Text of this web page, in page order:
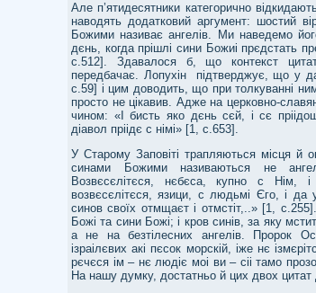
Але п’ятидесятники категорично
наводять додатковий аргумент: шостий
Божими називає ангелів. Ми наведемо
дєнь, когда прішлі сини Божиі прєдстать
с.512]. Здавалося б, що контекст
передбачає. Лопухін підтверджує, що у
с.59] і цим доводить, що при толкуванні
просто не цікавив. Адже на церковно-
чином: «І бисть яко дєнь сєй, і сє
діавол пріідє с німі» [1, с.653].
У Старому Заповіті трапляються місця й
синами Божими називаються не
Возвєсєлітєся, нєбєса, купно с Нім,
возвєсєлітєся, язици, с людьмі Єго, і да
синов своїх отмщаєт і отмстіт,..» [1,
Божі та сини Божі; і кров синів, за яку
а не на безтілесних ангелів. Пророк
ізраілєвих акі пєсок морскій, іже нє
рєчєся ім – нє людіє моі ви – сіі тамо
На нашу думку, достатньо й цих двох цитат